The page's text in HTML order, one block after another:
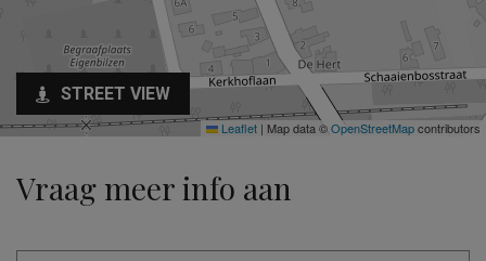
Leaflet | Map data ©OpenStreetMapcontributors
STREET VIEW
Vraag meer info aan